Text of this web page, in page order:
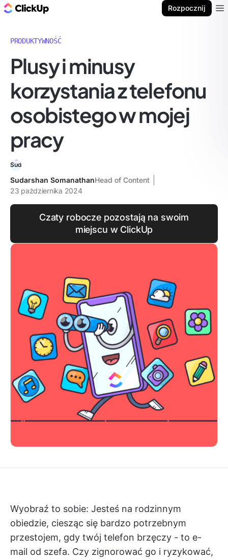
Rozpocznij
PRODUKTYWNOŚĆ
Plusy i minusy
korzystania z telefonu
osobistego w mojej
pracy
Sudarshan SomanathanHead of Content
23 października 2024
Czaty robocze pozostają na swoim
miejscu w ClickUp
Wyobraź to sobie: Jesteś na rodzinnym
obiedzie, ciesząc się bardzo potrzebnym
przestojem, gdy twój telefon brzęczy - to e-
mail od szefa. Czy zignorować go i ryzykować,